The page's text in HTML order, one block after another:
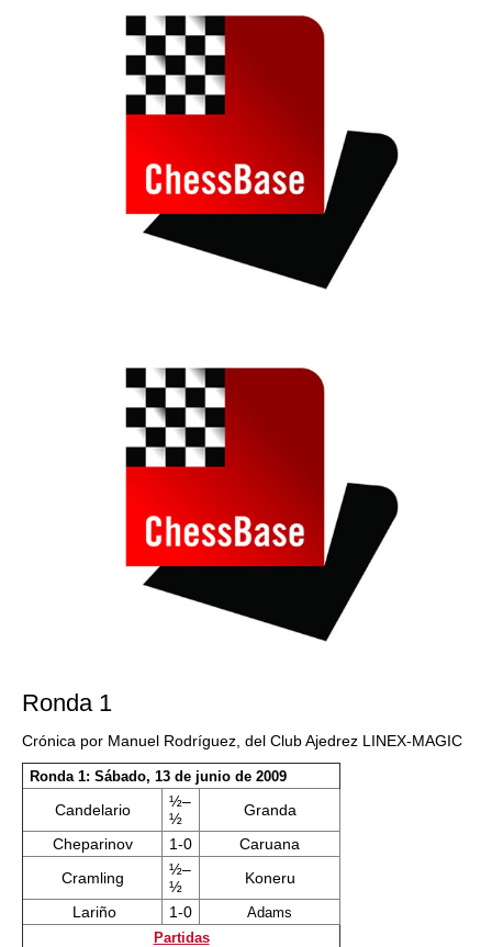
Ronda 1
Crónica por Manuel Rodríguez, del Club Ajedrez LINEX-MAGIC
Ronda 1: Sábado, 13 de junio de 2009
Candelario
½–
½
Granda
Cheparinov
1-0
Caruana
Cramling
½–
½
Koneru
Lariño
1-0
Adams
Partidas